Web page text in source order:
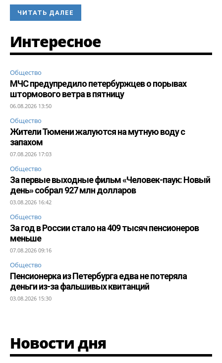
ЧИТАТЬ ДАЛЕЕ
Интересное
Общество
МЧС предупредило петербуржцев о порывах
штормового ветра в пятницу
06.08.2026 13:50
Общество
Жители Тюмени жалуются на мутную воду с
запахом
07.08.2026 17:03
Общество
За первые выходные фильм «Человек-паук: Новый
день» собрал 927 млн долларов
03.08.2026 16:42
Общество
За год в России стало на 409 тысяч пенсионеров
меньше
07.08.2026 09:16
Общество
Пенсионерка из Петербурга едва не потеряла
деньги из-за фальшивых квитанций
03.08.2026 15:30
Новости дня